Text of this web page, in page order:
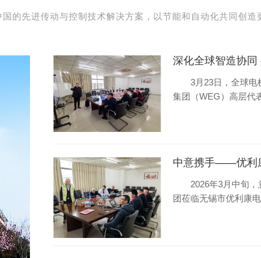
的先进传动与控制技术解决方案，以节能和自动化共同创造
深化全球智造协
3月23日，全球电
集团（WEG）高层代
中意携手——优利
2026年3月中旬，
团莅临无锡市优利康